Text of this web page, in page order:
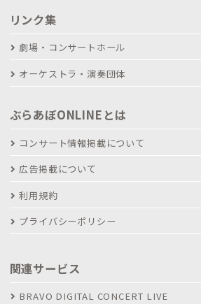
リンク集
劇場・コンサートホール
オーケストラ・演奏団体
ぶらあぼONLINEとは
コンサート情報掲載について
広告掲載について
利用規約
プライバシーポリシー
関連サービス
BRAVO DIGITAL CONCERT LIVE